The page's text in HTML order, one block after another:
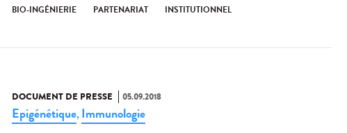
BIO-INGÉNIERIE PARTENARIAT INSTITUTIONNEL
DOCUMENT DE PRESSE 05.09.2018
Epigénétique, Immunologie